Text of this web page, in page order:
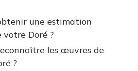
une estimation
Doré ?
les œuvres de
?